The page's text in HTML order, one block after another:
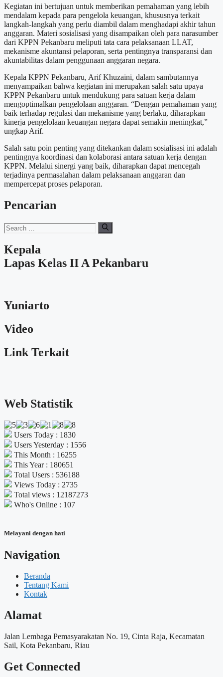
Kegiatan ini bertujuan untuk memberikan pemahaman yang lebih
mendalam kepada para pengelola keuangan, khususnya terkait
langkah-langkah yang perlu diambil dalam menghadapi akhir tahun
anggaran. Materi sosialisasi yang disampaikan oleh para narasumber
dari KPPN Pekanbaru meliputi tata cara pelaksanaan LLAT,
mekanisme akuntansi pelaporan, serta pentingnya transparansi dan
akuntabilitas dalam penggunaan anggaran negara.
Kepala KPPN Pekanbaru, Arif Khuzaini, dalam sambutannya
menyampaikan bahwa kegiatan ini merupakan salah satu upaya
KPPN Pekanbaru untuk mendukung para satuan kerja dalam
mengoptimalkan pengelolaan anggaran. “Dengan pemahaman yang
baik terhadap regulasi dan mekanisme yang berlaku, diharapkan
kinerja pengelolaan keuangan negara dapat semakin meningkat,”
ungkap Arif.
Salah satu poin penting yang ditekankan dalam sosialisasi ini adalah
pentingnya koordinasi dan kolaborasi antara satuan kerja dengan
KPPN. Melalui sinergi yang baik, diharapkan dapat mencegah
terjadinya permasalahan dalam pelaksanaan anggaran dan
mempercepat proses pelaporan.
Pencarian
Search
for:
Kepala
Lapas Kelas II A Pekanbaru
Yuniarto
Video
Link Terkait
Web Statistik
Users Today : 1830
Users Yesterday : 1556
This Month : 16255
This Year : 180651
Total Users : 536188
Views Today : 2735
Total views : 12187273
Who's Online : 107
Melayani dengan hati
Navigation
Beranda
Tentang Kami
Kontak
Alamat
Jalan Lembaga Pemasyarakatan No. 19, Cinta Raja, Kecamatan
Sail, Kota Pekanbaru, Riau
Get Connected